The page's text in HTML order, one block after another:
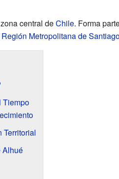
central deChile. Forma
Región Metropolitana de
Tiempo
Territorial
Alhué